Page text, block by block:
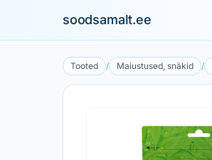
soodsamalt.ee
Tooted / Maiustused, snäkid /